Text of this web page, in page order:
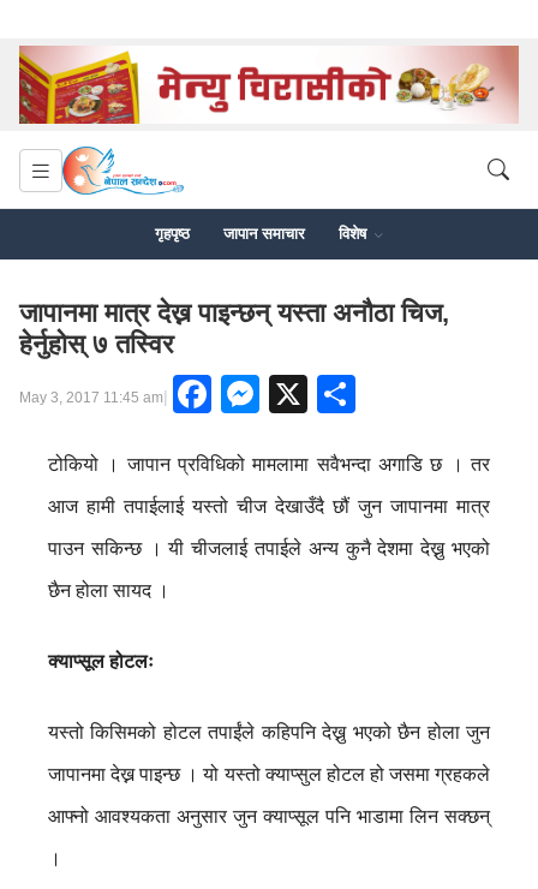
गृहपृष्ठ जापान समाचार विशेष
जापानमा मात्र देख्न पाइन्छन् यस्ता अनौठा चिज,
हेर्नुहोस् ७ तस्विर
May 3, 2017 11:45 am| Facebook
Messenger
X
टोकियो । जापान प्रविधिको मामलामा सवैभन्दा अगाडि छ । तर
आज हामी तपाईलाई यस्तो चीज देखाउँदै छौं जुन जापानमा मात्र
पाउन सकिन्छ । यी चीजलाई तपाईले अन्य कुनै देशमा देख्नु भएको
छैन होला सायद ।
क्याप्सूल होटलः
यस्तो किसिमको होटल तपाईंले कहिपनि देख्नु भएको छैन होला जुन
जापानमा देख्न पाइन्छ । यो यस्तो क्याप्सुल होटल हो जसमा ग्रहकले
आफ्नो आवश्यकता अनुसार जुन क्याप्सूल पनि भाडामा लिन सक्छन्
।